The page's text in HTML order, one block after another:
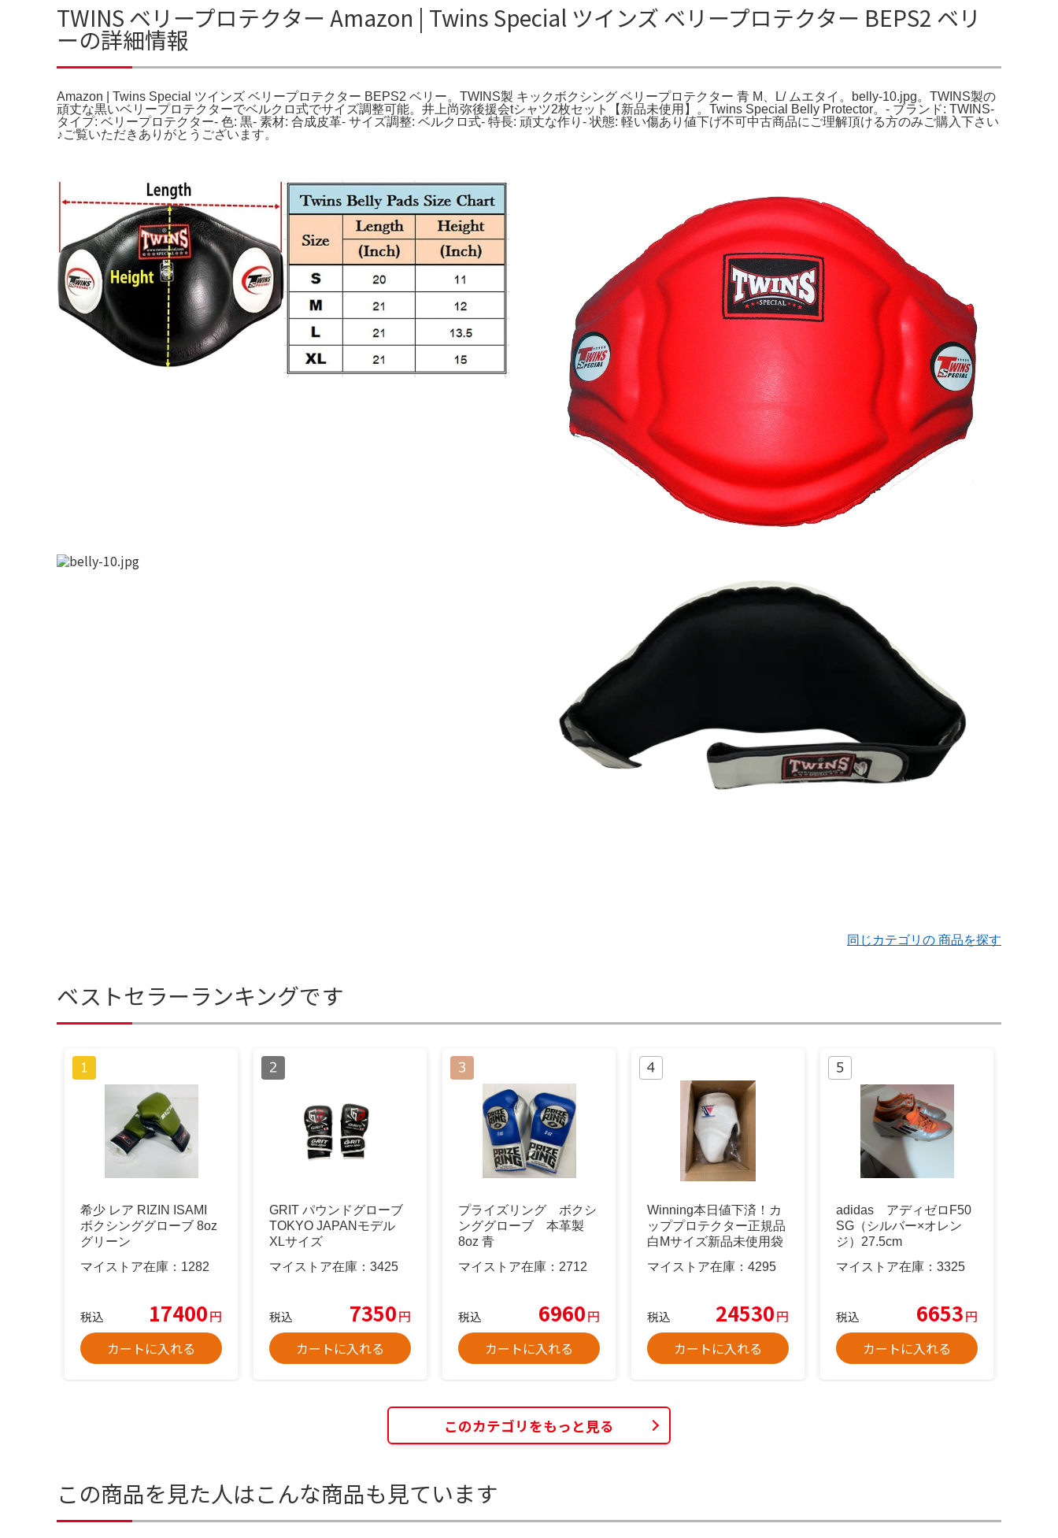
TWINS ベリープロテクター Amazon | Twins Special ツインズ ベリープロテクター BEPS2 ベリ
ーの詳細情報
Amazon | Twins Special ツインズ ベリープロテクター BEPS2 ベリー。TWINS製 キックボクシング ベリープロテクター 青 M、L/ ムエタイ。belly-10.jpg。TWINS製の
頑丈な黒いベリープロテクターでベルクロ式でサイズ調整可能。井上尚弥後援会tシャツ2枚セット【新品未使用】。Twins Special Belly Protector。- ブランド: TWINS-
タイプ: ベリープロテクター- 色: 黒- 素材: 合成皮革- サイズ調整: ベルクロ式- 特長: 頑丈な作り- 状態: 軽い傷あり値下げ不可中古商品にご理解頂ける方のみご購入下さい
♪ご覧いただきありがとうございます。
同じカテゴリの 商品を探す
ベストセラーランキングです
希少 レア RIZIN ISAMI
ボクシンググローブ 8oz
グリーン
マイストア在庫： 1282
税込 17400円
カートに入れる
GRIT パウンドグローブ
TOKYO JAPANモデル
XLサイズ
マイストア在庫： 3425
税込 7350円
カートに入れる
プライズリング ボクシ
ンググローブ 本革製
8oz 青
マイストア在庫： 2712
税込 6960円
カートに入れる
Winning本日値下済！カ
ッププロテクター正規品
白Mサイズ新品未使用袋
マイストア在庫： 4295
税込 24530円
カートに入れる
adidas アディゼロF50
SG（シルバー×オレン
ジ）27.5cm
マイストア在庫： 3325
税込 6653円
カートに入れる
このカテゴリをもっと見る
この商品を見た人はこんな商品も見ています